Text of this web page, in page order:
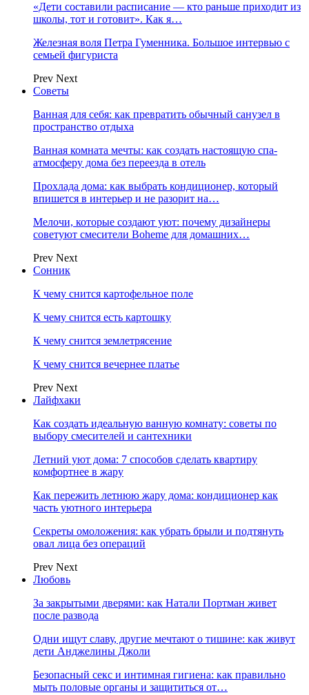
«Дети составили расписание — кто раньше приходит из
школы, тот и готовит». Как я…
Железная воля Петра Гуменника. Большое интервью с
семьей фигуриста
Prev Next
Советы
Ванная для себя: как превратить обычный санузел в
пространство отдыха
Ванная комната мечты: как создать настоящую спа-
атмосферу дома без переезда в отель
Прохлада дома: как выбрать кондиционер, который
впишется в интерьер и не разорит на…
Мелочи, которые создают уют: почему дизайнеры
советуют смесители Boheme для домашних…
Prev Next
Сонник
К чему снится картофельное поле
К чему снится есть картошку
К чему снится землетрясение
К чему снится вечернее платье
Prev Next
Лайфхаки
Как создать идеальную ванную комнату: советы по
выбору смесителей и сантехники
Летний уют дома: 7 способов сделать квартиру
комфортнее в жару
Как пережить летнюю жару дома: кондиционер как
часть уютного интерьера
Секреты омоложения: как убрать брыли и подтянуть
овал лица без операций
Prev Next
Любовь
За закрытыми дверями: как Натали Портман живет
после развода
Одни ищут славу, другие мечтают о тишине: как живут
дети Анджелины Джоли
Безопасный секс и интимная гигиена: как правильно
мыть половые органы и защититься от…